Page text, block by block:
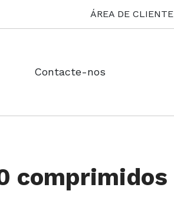
ÁREA DE CLIENTE
Contacte-nos
comprimidos